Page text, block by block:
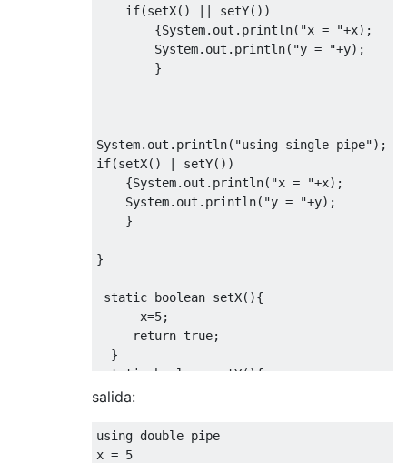
if(setX() || setY())
{System. out . println( "x = "+x);
System. out . println( "y = "+y);
}
System. out . println( "using single pipe");
if(setX() | setY())
{System. out . println( "x = "+x);
System. out . println( "y = "+y);
}
}
static boolean setX(){
      x
=5;
return true;
}
static
boolean setY(){
      y
}
}
salida:
using double pipe
x = 5